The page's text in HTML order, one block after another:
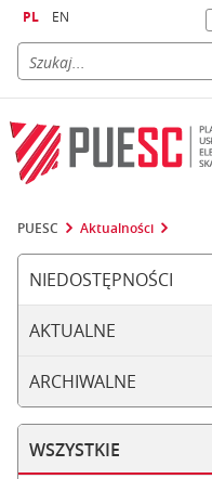
PL EN
PUESC Aktualności
NIEDOSTĘPNOŚCI
AKTUALNE
ARCHIWALNE
WSZYSTKIE